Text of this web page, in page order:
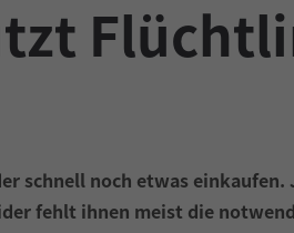
schnell noch etwas
fehlt ihnen meist die